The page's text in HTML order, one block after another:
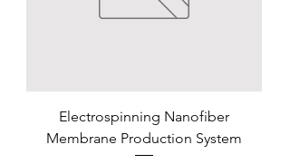
Electrospinning Nanofiber
Membrane Production System